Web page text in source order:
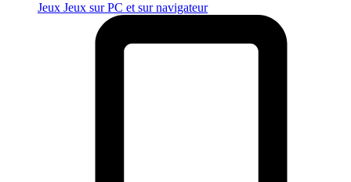
Jeux Jeux sur PC et sur navigateur